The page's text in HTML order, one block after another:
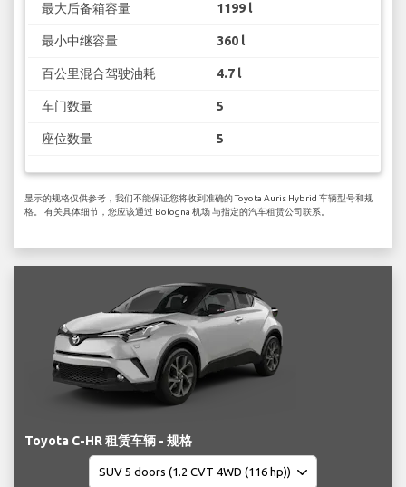
最大后备箱容量 1199 l
最小中继容量 360 l
百公里混合驾驶油耗 4.7 l
车门数量 5
座位数量 5
显示的规格仅供参考，我们不能保证您将收到准确的 Toyota Auris Hybrid 车辆型号和规
格。 有关具体细节，您应该通过 Bologna 机场 与指定的汽车租赁公司联系。
Toyota C-HR 租赁车辆 - 规格